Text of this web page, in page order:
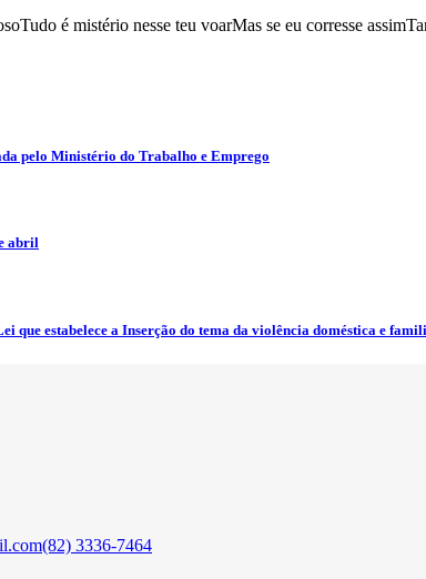
é mistério nesse teu voarMas se eu corresse
pelo Ministério do Trabalho e Emprego
abril
que estabelece a Inserção do tema da violência doméstica e
(82) 3336-7464